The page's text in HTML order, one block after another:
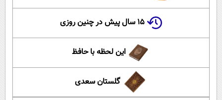
۱۵ سال پیش در چنین روزی
این لحظه با حافظ
گلستان سعدی